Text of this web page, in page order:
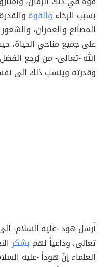
بسبب الرخاء والقوة
المصانع والعمران،
على جميع مناحي الحياة،
الله -تعالى- من يُرجع
وقدرته وينسب ذلك إلى
أُرسل هود -عليه السلام-
تعالى، وداعياً لهم بشكر
العلماء إنّ هوداً -عليه